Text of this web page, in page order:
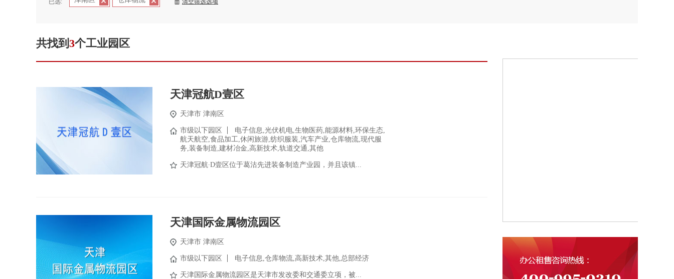
已选: 清空筛选选项
共找到 3个工业园区
天津冠航D壹区
天津市 津南区
市级以下园区
电子信息,光伏机电,生物医药,能源材料,环保生态,
航天航空,食品加工,休闲旅游,纺织服装,汽车产业,仓库物流,现代服
务,装备制造,建材冶金,高新技术,轨道交通,其他
天津冠航∙D壹区位于葛沽先进装备制造产业园，并且该镇...
天津国际金属物流园区
天津市 津南区
市级以下园区 电子信息,仓库物流,高新技术,其他,总部经济
天津国际金属物流园区是天津市发改委和交通委立项，被...